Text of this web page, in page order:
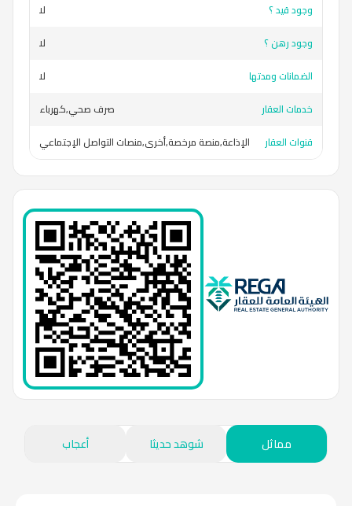
وجود قيد ؟
لا
وجود رهن ؟
لا
الضمانات ومدتها
لا
خدمات العقار
صرف صحي,كهرباء
قنوات العقار
الإذاعة,منصة مرخصة,أخرى,منصات التواصل الإجتماعي
مماثل شوهد حديثا أعجاب